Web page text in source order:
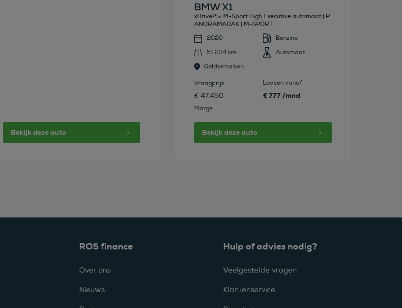
Bekijk deze auto
BMW X1
xDrive25i M-Sport High Executive automaat | P
ANORAMADAK | M-SPORT...
2020
Benzine
51.234 km
Automaat
Geldermalsen
Vraagprijs
€ 47.450
Marge
Leasen vanaf
€ 777 /mnd
Bekijk deze auto
ROS finance
Over ons
Nieuws
Hulp of advies nodig?
Veelgestelde vragen
Klantenservice